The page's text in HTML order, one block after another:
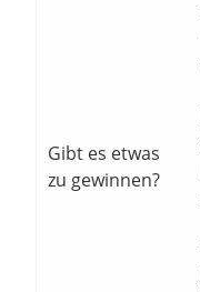
Gibt es etwas
zu gewinnen?